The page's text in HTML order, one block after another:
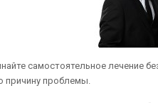
самостоятельное лечение
причину проблемы.